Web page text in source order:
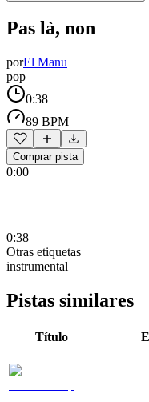
Pas là, non
porEl Manu
pop
0:38
89 BPM
Comprar pista
0:00
0:38
Otras etiquetas
instrumental
Pistas similares
Título